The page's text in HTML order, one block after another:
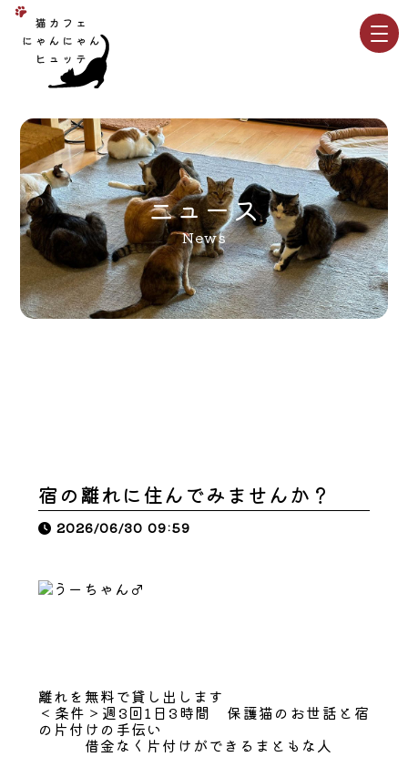
ニュース
News
宿の離れに住んでみませんか？
2026/06/30 09:59
離れを無料で貸し出します
＜条件＞週3回1日3時間 保護猫のお世話と宿
の片付けの手伝い
借金なく片付けができるまともな人